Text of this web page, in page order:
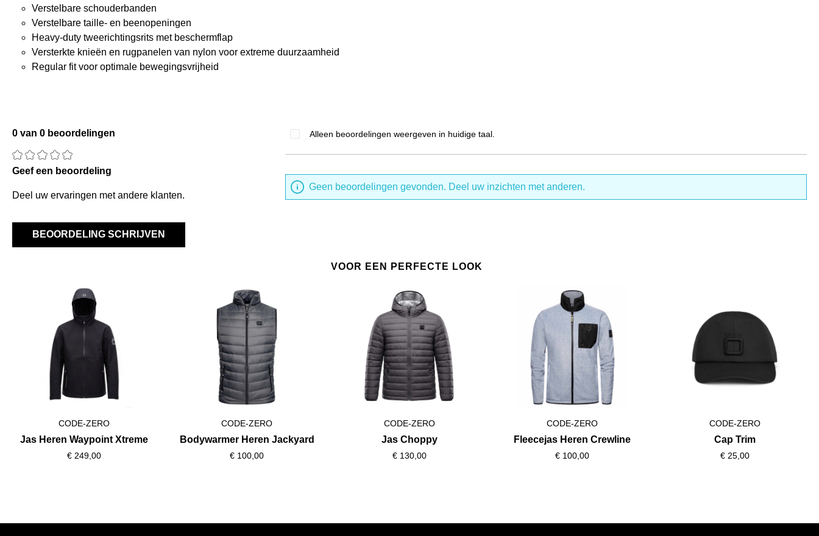
Verstelbare schouderbanden
Verstelbare taille- en beenopeningen
Heavy-duty tweerichtingsrits met beschermflap
Versterkte knieën en rugpanelen van nylon voor extreme duurzaamheid
Regular fit voor optimale bewegingsvrijheid
0 van 0 beoordelingen
Gemiddelde waardering van 0 van 5 sterren
Geef een beoordeling
Deel uw ervaringen met andere klanten.
BEOORDELING SCHRIJVEN
Alleen beoordelingen weergeven in huidige taal.
Geen beoordelingen gevonden. Deel uw inzichten met anderen.
VOOR EEN PERFECTE LOOK
Productgalerij overslaan
CODE-ZERO
Jas Heren Waypoint Xtreme
€ 249,00
CODE-ZERO
Bodywarmer Heren Jackyard
€ 100,00
CODE-ZERO
Jas Choppy
€ 130,00
CODE-ZERO
Fleecejas Heren Crewline
€ 100,00
CODE-ZERO
Cap Trim
€ 25,00